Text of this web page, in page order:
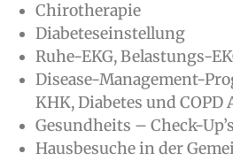
Chirotherapie
Diabeteseinstellung
Ruhe-EKG, Belastungs-
Disease-Management-
KHK, Diabetes und COPD
Gesundheits – Check-Up’s
Hausbesuche in der